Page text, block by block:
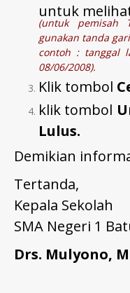
untuk
(untuk pemisah
gunakan tanda
contoh : tanggal
08/06/2008).
Klik tombol
klik tombol
Lulus.
Demikian
Tertanda,
Kepala Sekolah
SMA Negeri 1
Drs. Mulyono,